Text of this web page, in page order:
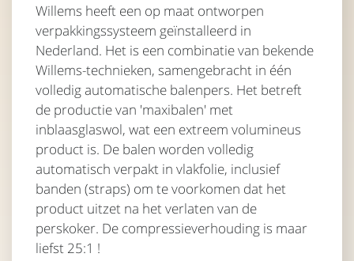
Willems heeft een op maat ontworpen
verpakkingssysteem geïnstalleerd in
Nederland. Het is een combinatie van bekende
Willems-technieken, samengebracht in één
volledig automatische balenpers. Het betreft
de productie van 'maxibalen' met
inblaasglaswol, wat een extreem volumineus
product is. De balen worden volledig
automatisch verpakt in vlakfolie, inclusief
banden (straps) om te voorkomen dat het
product uitzet na het verlaten van de
perskoker. De compressieverhouding is maar
liefst 25:1 !